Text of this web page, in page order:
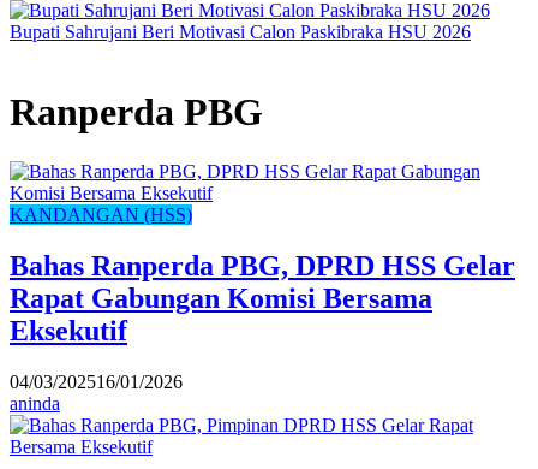
Bupati Sahrujani Beri Motivasi Calon Paskibraka HSU 2026
Ranperda PBG
KANDANGAN (HSS)
Bahas Ranperda PBG, DPRD HSS Gelar
Rapat Gabungan Komisi Bersama
Eksekutif
04/03/202516/01/2026
aninda